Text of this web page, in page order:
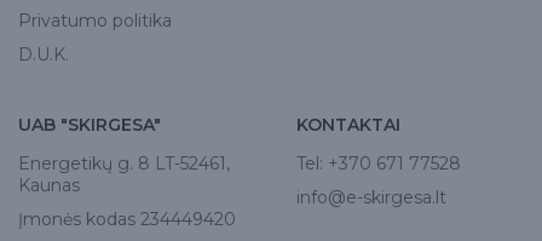
Privatumo politika
D.U.K.
UAB "SKIRGESA"
Energetikų g. 8 LT-52461,
Kaunas
Įmonės kodas 234449420
KONTAKTAI
Tel: +370 671 77528
info@e-skirgesa.lt